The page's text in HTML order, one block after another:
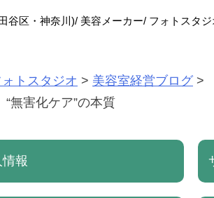
谷区・神奈川)/美容メーカー/ フォトスタジ
トスタジオ > 美容室経営ブログ>
無害化ケア”の本質
報